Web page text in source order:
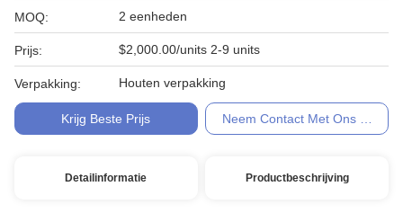
MOQ: 2 eenheden
Prijs: $2,000.00/units 2-9 units
Verpakking: Houten verpakking
Krijg Beste Prijs Neem Contact Met Ons Op
Detailinformatie Productbeschrijving